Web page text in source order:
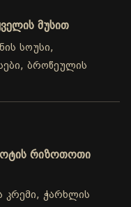
მუსით
სოუსი,
ბროწეულის
რიზოთოთი
კრემი, ჭარხლის